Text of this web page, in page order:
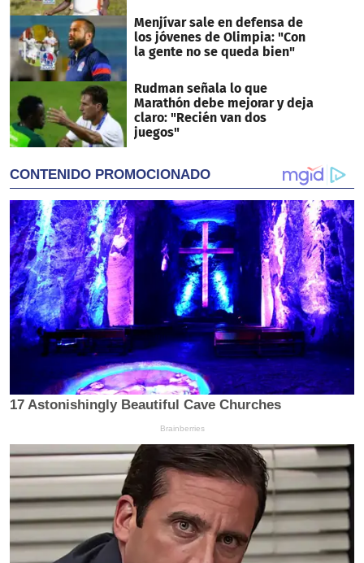
Menjívar sale en defensa de
los jóvenes de Olimpia: "Con
la gente no se queda bien"
Rudman señala lo que
Marathón debe mejorar y deja
claro: "Recién van dos
juegos"